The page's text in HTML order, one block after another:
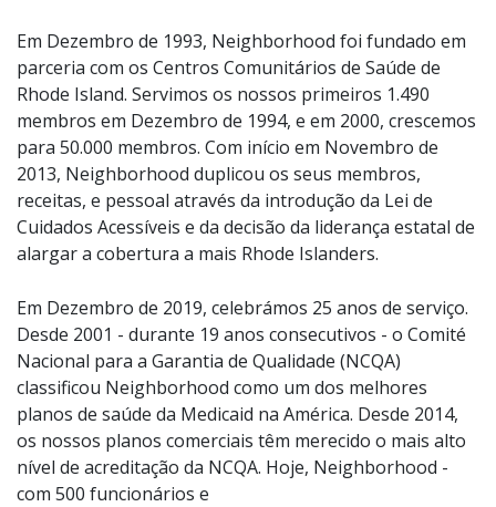
Em Dezembro de 1993, Neighborhood foi fundado em
parceria com os Centros Comunitários de Saúde de
Rhode Island. Servimos os nossos primeiros 1.490
membros em Dezembro de 1994, e em 2000, crescemos
para 50.000 membros. Com início em Novembro de
2013, Neighborhood duplicou os seus membros,
receitas, e pessoal através da introdução da Lei de
Cuidados Acessíveis e da decisão da liderança estatal de
alargar a cobertura a mais Rhode Islanders.
Em Dezembro de 2019, celebrámos 25 anos de serviço.
Desde 2001 - durante 19 anos consecutivos - o Comité
Nacional para a Garantia de Qualidade (NCQA)
classificou Neighborhood como um dos melhores
planos de saúde da Medicaid na América. Desde 2014,
os nossos planos comerciais têm merecido o mais alto
nível de acreditação da NCQA. Hoje, Neighborhood -
com 500 funcionários e